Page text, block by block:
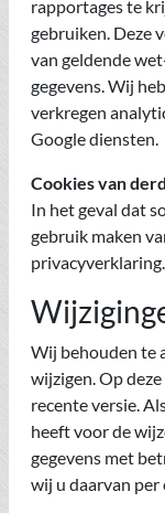
rapportages te
gebruiken. Deze
van geldende
gegevens. Wij
verkregen
Google diensten.
Cookies van
In het geval dat
gebruik maken
privacyverklaring.
Wij behouden te
wijzigen. Op
recente versie.
heeft voor de
gegevens met
wij u daarvan per